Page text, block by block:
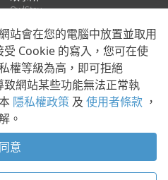
OwlStay
權政策 Cookie 政策
站會在您的電腦中放置並取用
Cookie 的寫入，您可在使
權等級為高，即可拒絕
網站某些功能無法正常執
隱私權政策 及 使用者條款 ，
。
同意